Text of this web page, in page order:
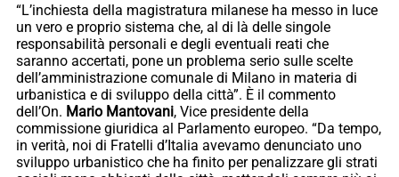
“L’inchiesta della magistratura milanese ha messo in luce
un vero e proprio sistema che, al di là delle singole
responsabilità personali e degli eventuali reati che
saranno accertati, pone un problema serio sulle scelte
dell’amministrazione comunale di Milano in materia di
urbanistica e di sviluppo della città”. È il commento
dell’On. Mario Mantovani, Vice presidente della
commissione giuridica al Parlamento europeo. “Da tempo,
in verità, noi di Fratelli d’Italia avevamo denunciato uno
sviluppo urbanistico che ha finito per penalizzare gli strati